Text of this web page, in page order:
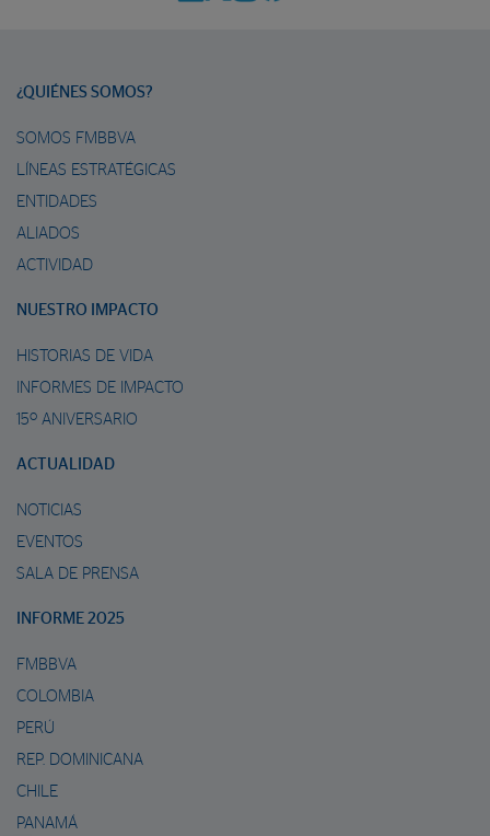
¿QUIÉNES SOMOS?
SOMOS FMBBVA
LÍNEAS ESTRATÉGICAS
ENTIDADES
ALIADOS
ACTIVIDAD
NUESTRO IMPACTO
HISTORIAS DE VIDA
INFORMES DE IMPACTO
15º ANIVERSARIO
ACTUALIDAD
NOTICIAS
EVENTOS
SALA DE PRENSA
INFORME 2025
FMBBVA
COLOMBIA
PERÚ
REP. DOMINICANA
CHILE
PANAMÁ